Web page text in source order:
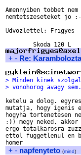
Amennyiben tobbet
nemtetszeseteket jo
Udvozlettel: Frigyes
+ - Re:
> Minden kinek
> vonohorog avagy sem.
ketelu a dolog.
mutatja, hogy igenis
hogyha tortenetesen
:)) megy neked,
ergo totalkarosra
ettol fuggetlenul en
+ - napfenyteto (mind)